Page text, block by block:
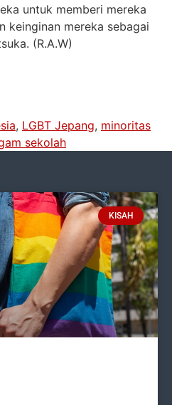
untuk memberi mereka
keinginan mereka sebagai
(R.A.W)
, LGBT Jepang, minoritas
sekolah
KISAH